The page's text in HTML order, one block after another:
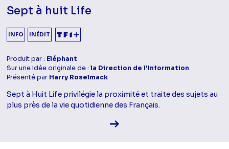
Sept à huit Life
INFO INÉDIT
Produit par : Eléphant
Sur une idée originale de :la Direction de l'Information
Présenté par Harry Roselmack
Sept à Huit Life privilégie la proximité et traite des sujets au
plus près de la vie quotidienne des Français.
Voir la fiche diffusion